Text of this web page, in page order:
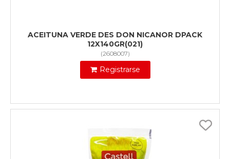
ACEITUNA VERDE DES DON NICANOR DPACK
12X140GR(021)
(2608007)
Registrarse